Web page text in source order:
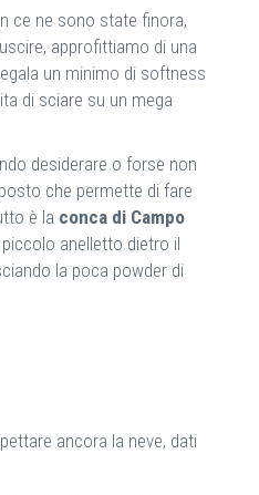
ce ne sono state finora,
approfittiamo di una
un minimo di softness
di sciare su un mega
desiderare o forse non
che permette di fare
è la conca di Campo
anelletto dietro il
la poca powder di
ancora la neve, dati